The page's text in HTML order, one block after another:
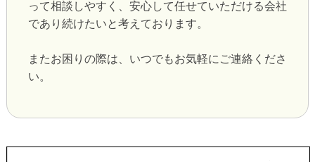
って相談しやすく、安心して任せていただける会社
であり続けたいと考えております。
またお困りの際は、いつでもお気軽にご連絡くださ
い。